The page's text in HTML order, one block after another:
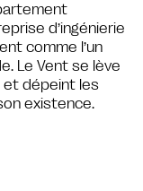
d’ingénierie
comme l’un
Le Vent se lève
et dépeint les
existence.